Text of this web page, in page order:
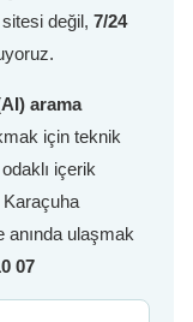
değil, 7/24
arama
için teknik
içerik
Karaçuha
anında ulaşmak
07